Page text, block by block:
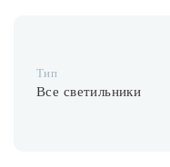
Тип
Все светильники